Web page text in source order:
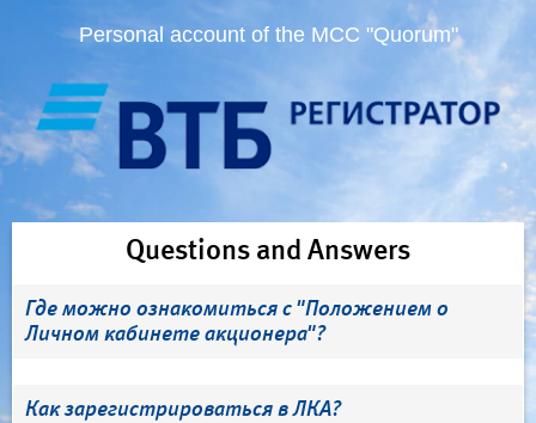
Personal account of the MCC "Quorum"
Questions and Answers
Где можно ознакомиться с "Положением о
Личном кабинете акционера"?
Как зарегистрироваться в ЛКА?